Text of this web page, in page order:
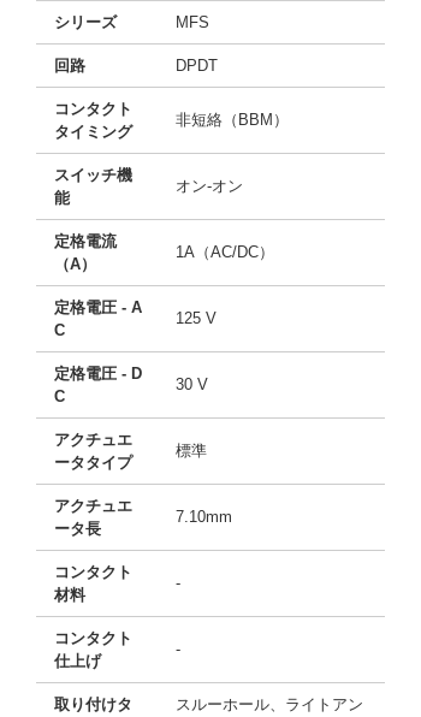
シリーズ MFS
回路 DPDT
コンタクト
タイミング
非短絡（BBM）
スイッチ機
能
オン-オン
定格電流
（A）
1A（AC/DC）
定格電圧 - A
C
125 V
定格電圧 - D
C
30 V
アクチュエ
ータタイプ
標準
アクチュエ
ータ長
7.10mm
コンタクト
材料
-
コンタクト
仕上げ
-
取り付けタ
スルーホール、ライトアン